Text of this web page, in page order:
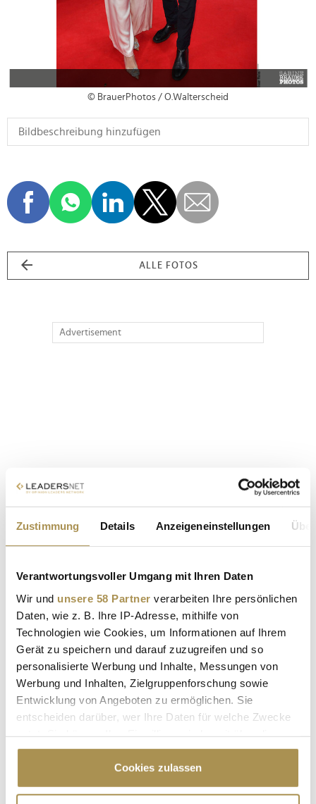
Zustimmung Details Anzeigeneinstellungen
Verantwortungsvoller Umgang mit Ihren Daten
Wir und unsere 58 Partner verarbeiten Ihre persönlichen
Daten, wie z. B. Ihre IP-Adresse, mithilfe von
Technologien wie Cookies, um Informationen auf Ihrem
Gerät zu speichern und darauf zuzugreifen und so
personalisierte Werbung und Inhalte, Messungen von
Werbung und Inhalten, Zielgruppenforschung sowie
Entwicklung von Angeboten zu ermöglichen. Sie
entscheiden darüber, wer Ihre Daten für welche Zwecke
Cookie-Erklärung oder durch Klicken auf das Privacy
Trigger Symbol ändern oder widerrufen
Cookies zulassen
© BrauerPhotos / O.Walterscheid
ALLE FOTOS
Advertisement